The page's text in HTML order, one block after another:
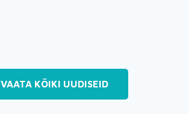
VAATA KÕIKI UUDISEID